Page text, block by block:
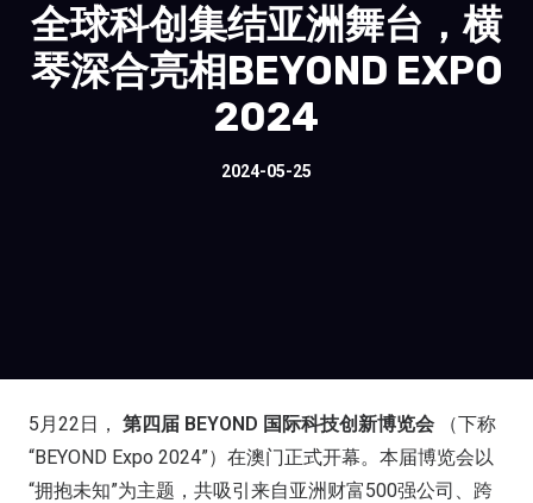
全球科创集结亚洲舞台，横
琴深合亮相BEYOND EXPO
2024
2024-05-25
5月22日， 第四届 BEYOND 国际科技创新博览会 （下称
“BEYOND Expo 2024”）在澳门正式开幕。本届博览会以
“拥抱未知”为主题，共吸引来自亚洲财富500强公司、跨